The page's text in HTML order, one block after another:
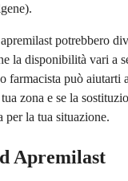
potrebbero
la disponibilità vari a
farmacista può aiutarti
zona e se la
per la tua situazione.
Apremilast